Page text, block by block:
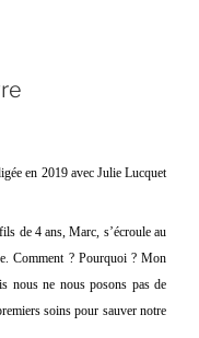
en 2019 avec Julie Lucquet
de 4 ans, Marc, s’écroule au
Comment ? Pourquoi ? Mon
nous ne nous posons pas de
soins pour sauver notre